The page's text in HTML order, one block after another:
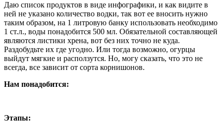
Даю список продуктов в виде инфографики, и как видите в
ней не указано количество водки, так вот ее вносить нужно
таким образом, на 1 литровую банку использовать необходимо
1 ст.л., воды понадобится 500 мл. Обязательной составляющей
являются листики хрена, вот без них точно не куда.
Раздобудьте их где угодно. Или тогда возможно, огурцы
выйдут мягкие и расползутся. Но, могу сказать, что это не
всегда, все зависит от сорта корнишонов.
Нам понадобится:
Этапы: